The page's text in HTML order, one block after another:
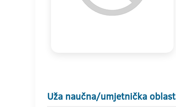
Uža naučna/umjetnička oblast